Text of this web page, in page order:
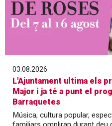
03.08.2026
L'Ajuntament ultima els
Major i ja té a punt el
Barraquetes
Música, cultura popular,